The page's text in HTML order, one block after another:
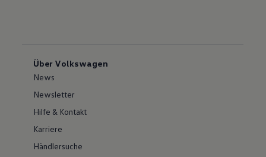
Über Volkswagen
News
Newsletter
Hilfe & Kontakt
Karriere
Händlersuche